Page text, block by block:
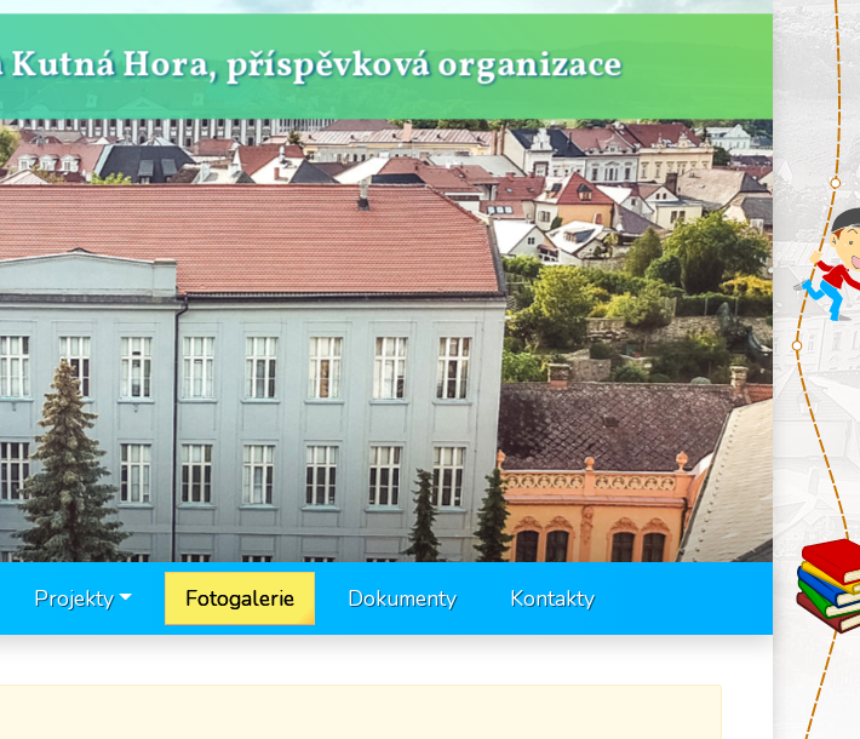
Hora, příspěvková organizace
Projekty Fotogalerie Dokumenty Kontakty